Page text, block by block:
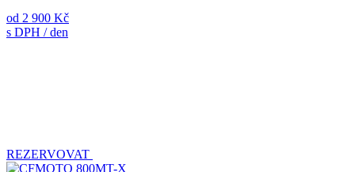
od 2 900 Kč
s DPH / den
REZERVOVAT